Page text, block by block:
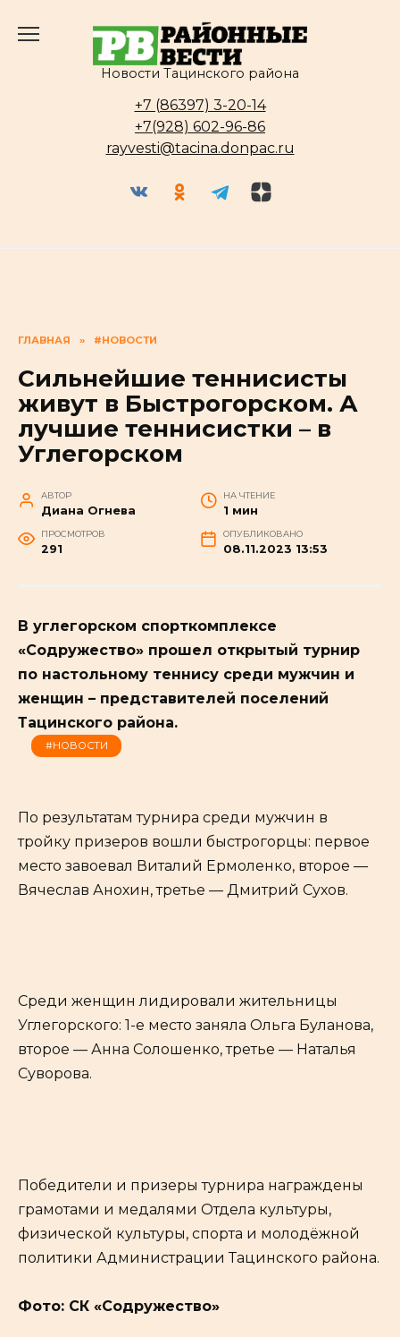
Новости Тацинского района
+7 (86397) 3-20-14
+7(928) 602-96-86
rayvesti@tacina.donpac.ru
ГЛАВНАЯ » #НОВОСТИ
Сильнейшие теннисисты
живут в Быстрогорском. А
лучшие теннисистки – в
Углегорском
АВТОР
Диана Огнева
НА ЧТЕНИЕ
1 мин
ПРОСМОТРОВ
291
ОПУБЛИКОВАНО
08.11.2023 13:53
В углегорском спорткомплексе
«Содружество» прошел открытый турнир
по настольному теннису среди мужчин и
женщин – представителей поселений
Тацинского района.
#НОВОСТИ
По результатам турнира среди мужчин в
тройку призеров вошли быстрогорцы: первое
место завоевал Виталий Ермоленко, второе —
Вячеслав Анохин, третье — Дмитрий Сухов.
Среди женщин лидировали жительницы
Углегорского: 1-е место заняла Ольга Буланова,
второе — Анна Солошенко, третье — Наталья
Суворова.
Победители и призеры турнира награждены
грамотами и медалями Отдела культуры,
физической культуры, спорта и молодёжной
политики Администрации Тацинского района.
Фото: СК «Содружество»